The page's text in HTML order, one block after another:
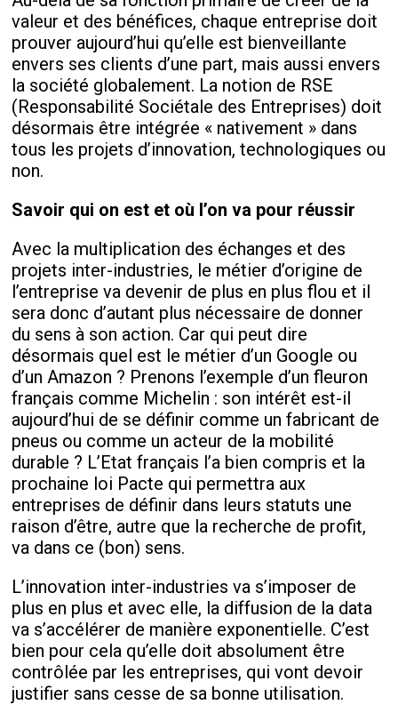
valeur et des bénéfices, chaque entreprise doit
prouver aujourd’hui qu’elle est bienveillante
envers ses clients d’une part, mais aussi envers
la société globalement. La notion de RSE
(Responsabilité Sociétale des Entreprises) doit
désormais être intégrée « nativement » dans
tous les projets d’innovation, technologiques ou
non.
Savoir qui on est et où l’on va pour réussir
Avec la multiplication des échanges et des
projets inter-industries, le métier d’origine de
l’entreprise va devenir de plus en plus flou et il
sera donc d’autant plus nécessaire de donner
du sens à son action. Car qui peut dire
désormais quel est le métier d’un Google ou
d’un Amazon ? Prenons l’exemple d’un fleuron
français comme Michelin : son intérêt est-il
aujourd’hui de se définir comme un fabricant de
pneus ou comme un acteur de la mobilité
durable ? L’Etat français l’a bien compris et la
prochaine loi Pacte qui permettra aux
entreprises de définir dans leurs statuts une
raison d’être, autre que la recherche de profit,
va dans ce (bon) sens.
L’innovation inter-industries va s’imposer de
plus en plus et avec elle, la diffusion de la data
va s’accélérer de manière exponentielle. C’est
bien pour cela qu’elle doit absolument être
contrôlée par les entreprises, qui vont devoir
justifier sans cesse de sa bonne utilisation.